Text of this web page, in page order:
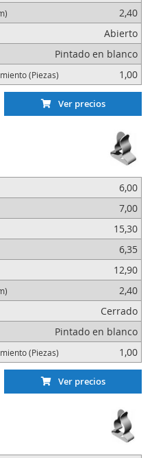
2,40
Abierto
Pintado en blanco
(Piezas) 1,00
Ver precios
6,00
7,00
15,30
6,35
12,90
2,40
Cerrado
Pintado en blanco
(Piezas) 1,00
Ver precios